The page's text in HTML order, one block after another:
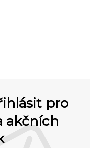
pro
akčních